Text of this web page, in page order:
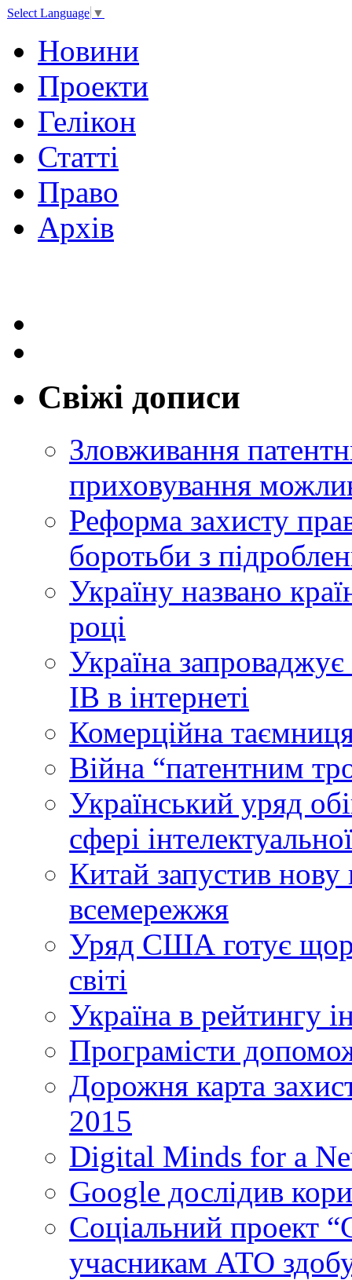
Select Language ▼
Новини
Проекти
Гелікон
Статті
Право
Архів
Свіжі дописи
Зловживання
приховування
Реформа захисту
боротьби з
Україну названо
році
Україна
ІВ в інтернеті
Комерційна
Війна “патентним
Український уряд
сфері
Китай запустив
всемережжя
Уряд США готує
світі
Україна в рейтингу
Програмісти
Дорожня карта
2015
Digital Minds for a
Google дослідив
Cоціальний проект
учасникам АТО